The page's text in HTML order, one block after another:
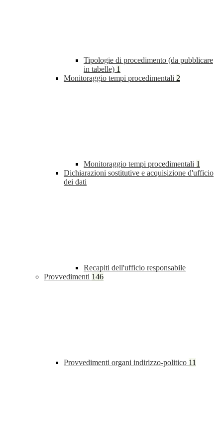
Tipologie di procedimento (da pubblicare
in tabelle) 1
Monitoraggio tempi procedimentali 2
Monitoraggio tempi procedimentali 1
Dichiarazioni sostitutive e acquisizione d'ufficio
dei dati
Recapiti dell'ufficio responsabile
Provvedimenti 146
Provvedimenti organi indirizzo-politico 11